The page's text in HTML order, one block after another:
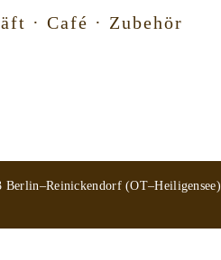
· Café · Zubehör
Berlin–Reinickendorf (OT–Heiligensee)